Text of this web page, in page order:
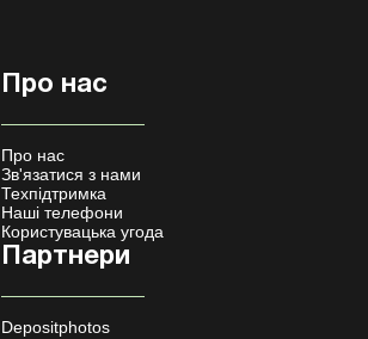
Про нас
Про нас
Зв'язатися з нами
Техпідтримка
Наші телефони
Користувацька угода
Партнери
Depositphotos